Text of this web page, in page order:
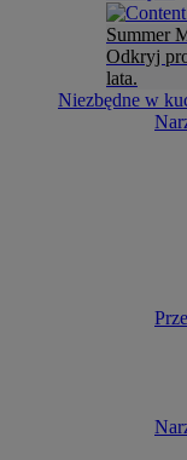
Summer
Odkryj
lata.
Niezbędne w